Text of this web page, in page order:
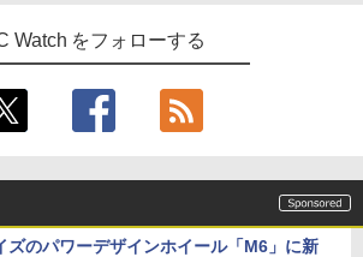
Watch をフォローする
ズのパワーデザインホイール「M6」に新